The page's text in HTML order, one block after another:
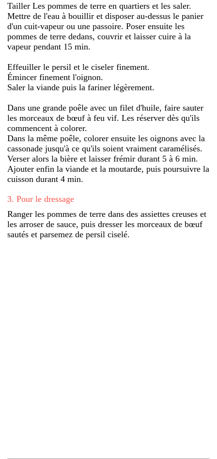
Tailler Les pommes de terre en quartiers et les saler.
Mettre de l'eau à bouillir et disposer au-dessus le panier
d'un cuit-vapeur ou une passoire. Poser ensuite les
pommes de terre dedans, couvrir et laisser cuire à la
vapeur pendant 15 min.
Effeuiller le persil et le ciseler finement.
Émincer finement l'oignon.
Saler la viande puis la fariner légèrement.
Dans une grande poêle avec un filet d'huile, faire sauter
les morceaux de bœuf à feu vif. Les réserver dès qu'ils
commencent à colorer.
Dans la même poêle, colorer ensuite les oignons avec la
cassonade jusqu'à ce qu'ils soient vraiment caramélisés.
Verser alors la bière et laisser frémir durant 5 à 6 min.
Ajouter enfin la viande et la moutarde, puis poursuivre la
cuisson durant 4 min.
3. Pour le dressage
Ranger les pommes de terre dans des assiettes creuses et
les arroser de sauce, puis dresser les morceaux de bœuf
sautés et parsemez de persil ciselé.